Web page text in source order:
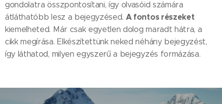
gondolatra összpontosítani, így olvasóid számára
átláthatóbb lesz a bejegyzésed. A fontos részeket
kiemelheted. Már csak egyetlen dolog maradt hátra, a
cikk megírása. Elkészítettünk neked néhány bejegyzést,
így láthatod, milyen egyszerű a bejegyzés formázása.